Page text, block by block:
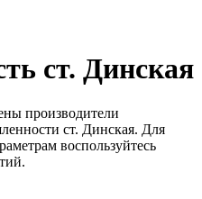
ст. Динская
производители
ст. Динская. Для
воспользуйтесь